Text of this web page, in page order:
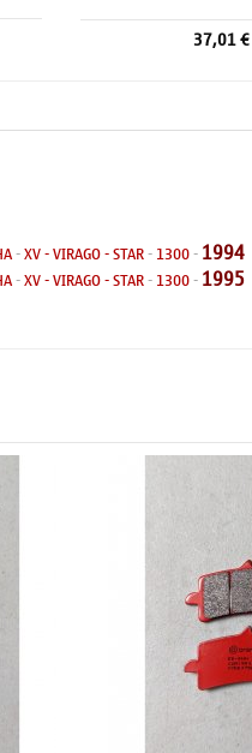
37,01 €
-XV - VIRAGO - STAR-1300-1994
-XV - VIRAGO - STAR-1300-1995